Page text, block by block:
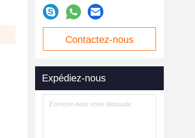
Contactez-nous
Expédiez-nous